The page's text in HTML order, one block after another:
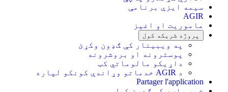
سیمه ایزې برنامې
AGIR
ماموریت او اغیز
پروژه شریکه کول
په ویبینار کې ګډون وکړئ
پوسترونه او بروشرونه
داړیکو مالوماتي کټ
د AGIR خدماتو وړاندې کونکو لپاره
Partager l'application